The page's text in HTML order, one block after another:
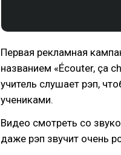
Первая рекламная
названием «Écouter, ça
учитель слушает рэп,
учениками.
Видео смотреть со
даже рэп звучит очень